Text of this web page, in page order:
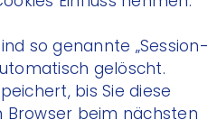
so genannte „Session-
gelöscht.
bis Sie diese
Browser beim nächsten